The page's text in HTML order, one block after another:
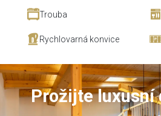
Trouba
Rychlovarná konvice
Prožijte luxusní